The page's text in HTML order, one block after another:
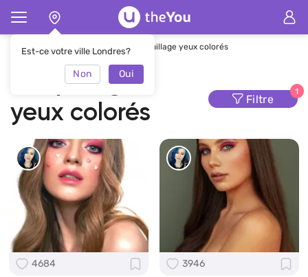
Est-ce votre ville Londres?
Non Oui
Page d'accueil Maquillage maquillage yeux colorés
maquillage
yeux colorés
Filtre
1
4684 3946